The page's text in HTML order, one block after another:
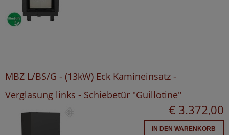
MBZ L/BS/G - (13kW) Eck Kamineinsatz -
Verglasung links - Schiebetür "Guillotine"
€ 3.372,00
IN DEN WARENKORB